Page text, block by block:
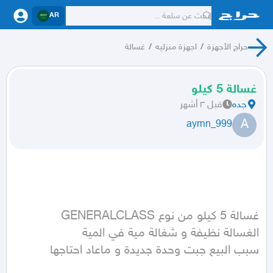
AR
حراج الأجهزة / اجهزة منزليه / غسالة
غسالة 5 كيلو
جده قبل ٣ أشهر
A
aymn_999
سبب البيع جبت وحدة جديدة و ماعاد احتاجها